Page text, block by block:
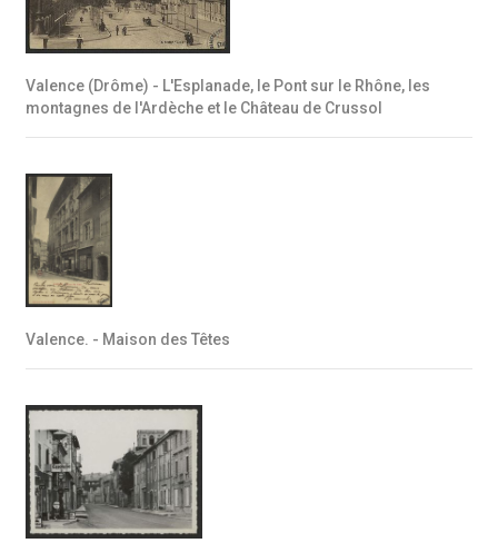
Valence (Drôme) - L'Esplanade, le Pont sur le Rhône, les
montagnes de l'Ardèche et le Château de Crussol
Valence. - Maison des Têtes